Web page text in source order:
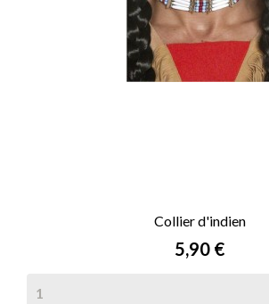
Collier d'indien
Prix
5,90 €